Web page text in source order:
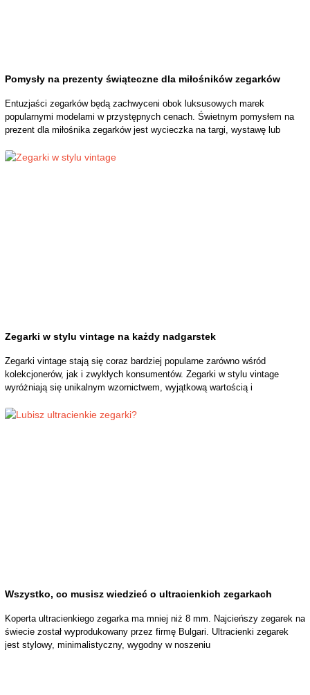
Pomysły na prezenty świąteczne dla miłośników zegarków
Entuzjaści zegarków będą zachwyceni obok luksusowych marek
popularnymi modelami w przystępnych cenach. Świetnym pomysłem na
prezent dla miłośnika zegarków jest wycieczka na targi, wystawę lub
Zegarki w stylu vintage na każdy nadgarstek
Zegarki vintage stają się coraz bardziej popularne zarówno wśród
kolekcjonerów, jak i zwykłych konsumentów. Zegarki w stylu vintage
wyróżniają się unikalnym wzornictwem, wyjątkową wartością i
Wszystko, co musisz wiedzieć o ultracienkich zegarkach
Koperta ultracienkiego zegarka ma mniej niż 8 mm. Najcieńszy zegarek na
świecie został wyprodukowany przez firmę Bulgari. Ultracienki zegarek
jest stylowy, minimalistyczny, wygodny w noszeniu